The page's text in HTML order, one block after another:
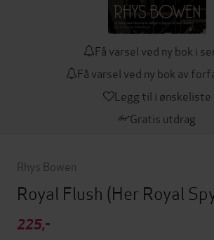
Få varsel ved ny bok i
Få varsel ved ny bok av
Legg til i ønskeliste
Gratis utdrag
Rhys Bowen
Royal Flush (Her Royal
225,-